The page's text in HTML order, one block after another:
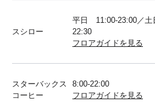
スシロー
平日 11:00-23:00／
22:30
フロアガイドを見る
スターバックス
コーヒー
8:00-22:00
フロアガイドを見る